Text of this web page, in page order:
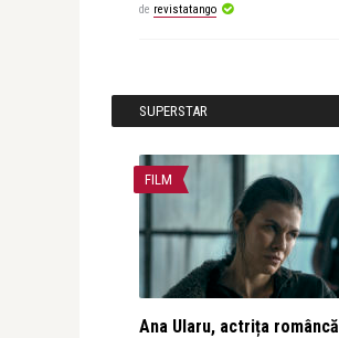
de revistatango
SUPERSTAR
FILM
Ana Ularu, actrița româncă